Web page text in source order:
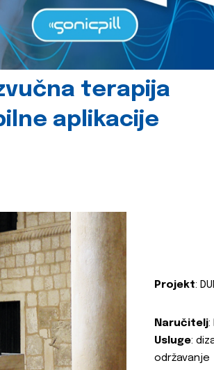
terapija
aplikacije
Projekt:
Naručitelj:
Usluge:
održavanje